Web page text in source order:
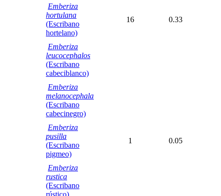
Emberiza
hortulana
(Escribano
hortelano)
16 0.33
Emberiza
leucocephalos
(Escribano
cabeciblanco)
Emberiza
melanocephala
(Escribano
cabecinegro)
Emberiza
pusilla
(Escribano
pigmeo)
1 0.05
Emberiza
rustica
(Escribano
rústico)